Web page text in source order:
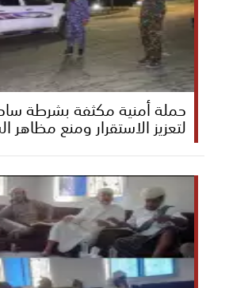
حملة أمنية مكثفة بشرطة
لتعزيز الاستقرار ومنع مظاهر